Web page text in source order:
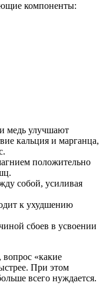
компоненты:
медь улучшают
кальция и марганца,
положительно
собой, усиливая
к ухудшению
сбоев в усвоении
«какие
При этом
всего нуждается.